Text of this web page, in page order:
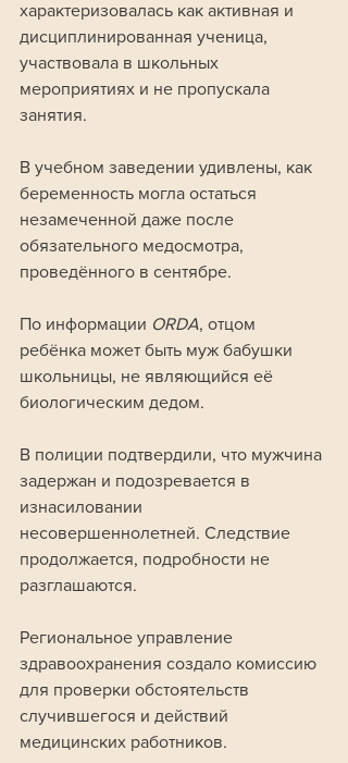
характеризовалась как активная и
дисциплинированная ученица,
участвовала в школьных
мероприятиях и не пропускала
занятия.
В учебном заведении удивлены, как
беременность могла остаться
незамеченной даже после
обязательного медосмотра,
проведённого в сентябре.
По информации ORDA, отцом
ребёнка может быть муж бабушки
школьницы, не являющийся её
биологическим дедом.
В полиции подтвердили, что мужчина
задержан и подозревается в
изнасиловании
несовершеннолетней. Следствие
продолжается, подробности не
разглашаются.
Региональное управление
здравоохранения создало комиссию
для проверки обстоятельств
случившегося и действий
медицинских работников.